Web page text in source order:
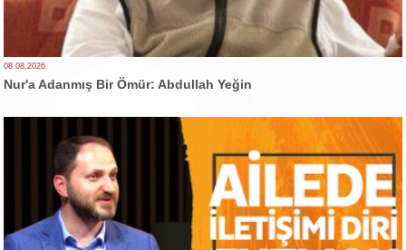
08.08.2026
Nur'a Adanmış Bir Ömür: Abdullah Yeğin